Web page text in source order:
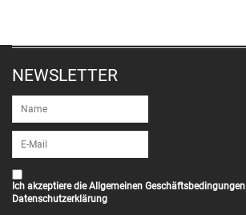
NEWSLETTER
Ich akzeptiere dieAllgemeinen Geschäftsbedingungen
Datenschutzerklärung